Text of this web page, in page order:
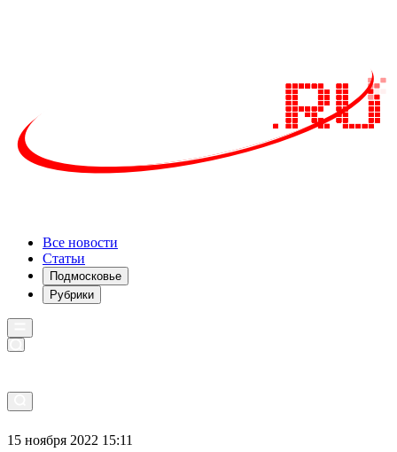
Все новости
Статьи
Подмосковье
Рубрики
15 ноября 2022 15:11